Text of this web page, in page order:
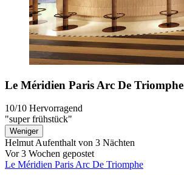
Le Méridien Paris Arc De Triomphe
10/10 Hervorragend
"super frühstück"
Weniger
Helmut Aufenthalt von 3 Nächten
Vor 3 Wochen gepostet
Le Méridien Paris Arc De Triomphe